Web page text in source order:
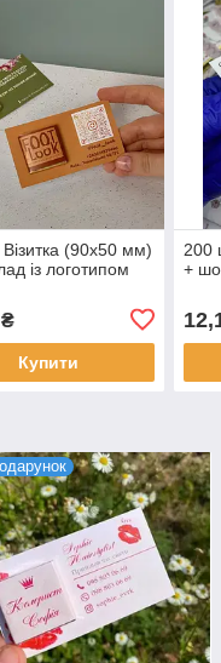
(90х50 мм)
із логотипом
Купити
200
+